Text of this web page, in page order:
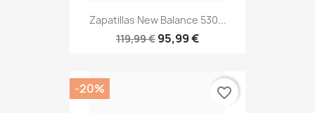
Zapatillas New Balance 530...
119,99 € 95,99 €
-20% favorite_border